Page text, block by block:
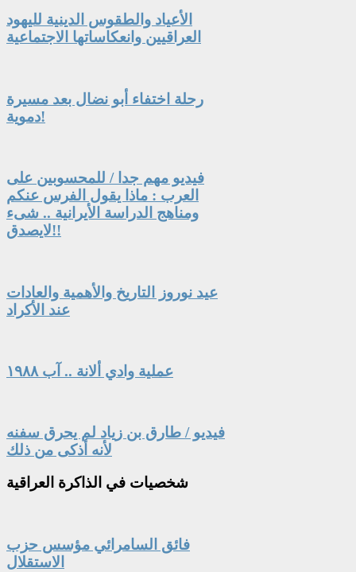
الأعياد والطقوس الدينية لليهود
العراقيين وانعكاساتها الاجتماعية
رحلة اختفاء أبو نضال بعد مسيرة
دموية!
فيديو مهم جدا / للمحسوبين على
العرب : ماذا يقول الفرس عنكم
ومناهج الدراسة الأيرانية .. شىء
لايصدق!!
عيد نوروز التاريخ والأهمية والعادات
عند الأكراد
عملية وادي ألانة .. آب ١٩٨٨
فيديو / طارق بن زياد لم يحرق سفنه
لأنه أذكى من ذلك
شخصيات في الذاكرة العراقية
فائق السامرائي مؤسس حزب
الاستقلال